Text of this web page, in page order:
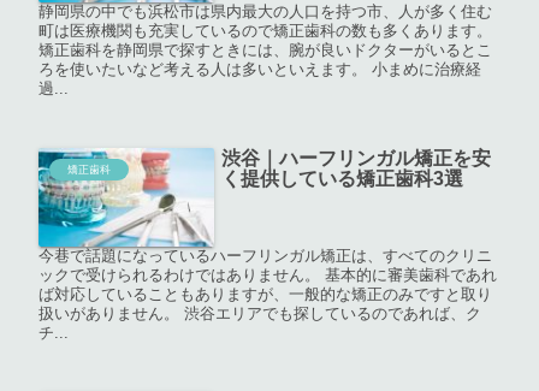
静岡県の中でも浜松市は県内最大の人口を持つ市、人が多く住む
町は医療機関も充実しているので矯正歯科の数も多くあります。
矯正歯科を静岡県で探すときには、腕が良いドクターがいるとこ
ろを使いたいなど考える人は多いといえます。 小まめに治療経
過...
矯正歯科
渋谷｜ハーフリンガル矯正を安
く提供している矯正歯科3選
今巷で話題になっているハーフリンガル矯正は、すべてのクリニ
ックで受けられるわけではありません。 基本的に審美歯科であれ
ば対応していることもありますが、一般的な矯正のみですと取り
扱いがありません。 渋谷エリアでも探しているのであれば、ク
チ...